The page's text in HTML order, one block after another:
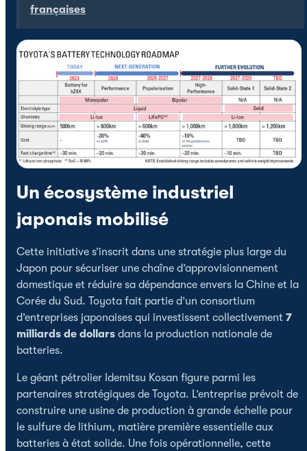
françaises
Un écosystème industriel
japonais mobilisé
Cette initiative s’inscrit dans une stratégie plus large du
Japon pour sécuriser une chaîne d’approvisionnement
domestique et réduire sa dépendance envers la Chine et la
Corée du Sud. Toyota fait partie d’un consortium
d’entreprises japonaises qui investissent collectivement 7
milliards de dollars dans la production nationale de
batteries.
Le géant pétrolier Idemitsu Kosan figure parmi les
partenaires stratégiques de Toyota. L’entreprise prévoit de
construire une usine de production à grande échelle pour
le sulfure de lithium, matière première essentielle aux
batteries à état solide. Une fois opérationnelle, cette